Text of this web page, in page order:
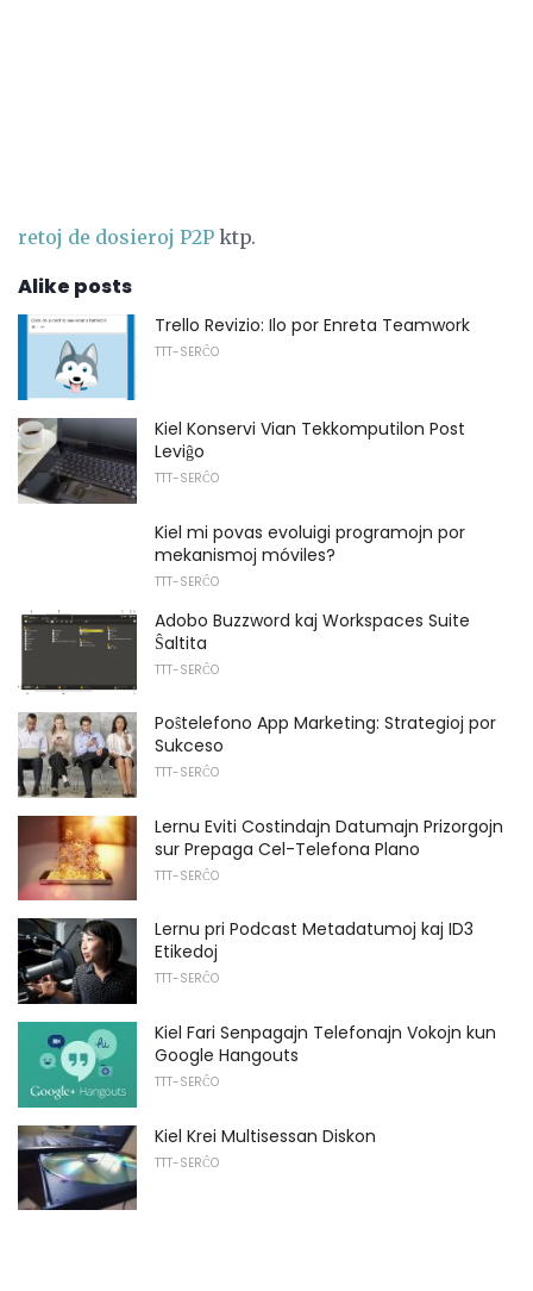
retoj de dosieroj P2P ktp.
Alike posts
Trello Revizio: Ilo por Enreta Teamwork
TTT-SERĈO
Kiel Konservi Vian Tekkomputilon Post
Leviĝo
TTT-SERĈO
Kiel mi povas evoluigi programojn por
mekanismoj móviles?
TTT-SERĈO
Adobo Buzzword kaj Workspaces Suite
Ŝaltita
TTT-SERĈO
Poŝtelefono App Marketing: Strategioj por
Sukceso
TTT-SERĈO
Lernu Eviti Costindajn Datumajn Prizorgojn
sur Prepaga Cel-Telefona Plano
TTT-SERĈO
Lernu pri Podcast Metadatumoj kaj ID3
Etikedoj
TTT-SERĈO
Kiel Fari Senpagajn Telefonajn Vokojn kun
Google Hangouts
TTT-SERĈO
Kiel Krei Multisessan Diskon
TTT-SERĈO